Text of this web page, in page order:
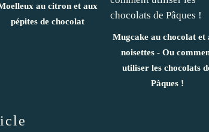
au citron et aux
pépites de chocolat
Mugcake au chocolat et
noisettes - Ou
utiliser les chocolats
Pâques !